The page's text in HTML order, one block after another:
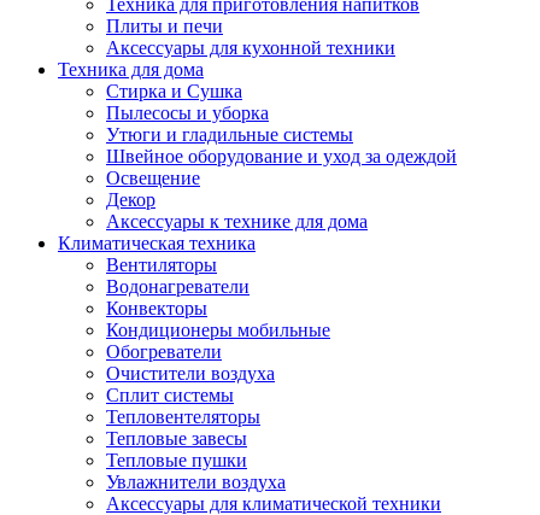
Плиты и печи
Аксессуары для кухонной техники
Техника для дома
Стирка и Сушка
Пылесосы и уборка
Утюги и гладильные системы
Швейное оборудование и уход за одеждой
Освещение
Декор
Аксессуары к технике для дома
Климатическая техника
Вентиляторы
Водонагреватели
Конвекторы
Кондиционеры мобильные
Обогреватели
Очистители воздуха
Сплит системы
Тепловентеляторы
Тепловые завесы
Тепловые пушки
Увлажнители воздуха
Аксессуары для климатической техники